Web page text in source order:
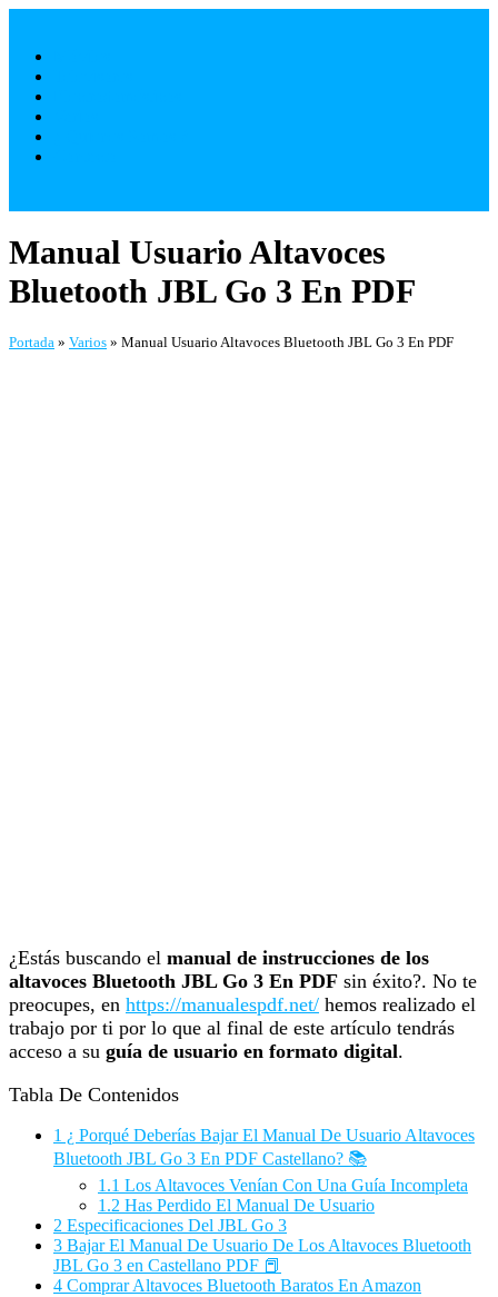
contenido
Manual Usuario Altavoces
Bluetooth JBL Go 3 En PDF
Portada » Varios » Manual Usuario Altavoces Bluetooth JBL Go 3 En PDF
¿Estás buscando el manual de instrucciones de los
altavoces Bluetooth JBL Go 3 En PDF sin éxito?. No te
preocupes, en https://manualespdf.net/ hemos realizado el
trabajo por ti por lo que al final de este artículo tendrás
acceso a su guía de usuario en formato digital.
Tabla De Contenidos
1 ¿ Porqué Deberías Bajar El Manual De Usuario Altavoces
Bluetooth JBL Go 3 En PDF Castellano? 📚
1.1 Los Altavoces Venían Con Una Guía Incompleta
1.2 Has Perdido El Manual De Usuario
2 Especificaciones Del JBL Go 3
3 Bajar El Manual De Usuario De Los Altavoces Bluetooth
JBL Go 3 en Castellano PDF 📕
4 Comprar Altavoces Bluetooth Baratos En Amazon